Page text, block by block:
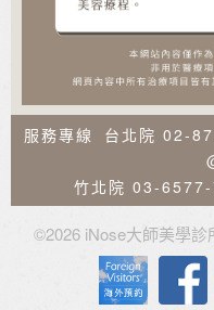
服務專線 台北院 02-
竹北院 03-
©2026 iNose大師美學診